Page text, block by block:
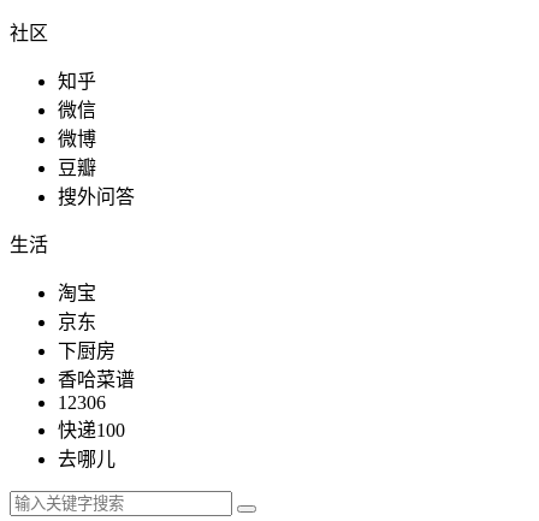
社区
知乎
微信
微博
豆瓣
搜外问答
生活
淘宝
京东
下厨房
香哈菜谱
12306
快递100
去哪儿